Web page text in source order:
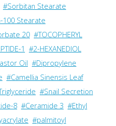
#Sorbitan Stearate
100 Stearate
20 #TOCOPHERYL
1 #2-HEXANEDIOL
Oil #Dipropylene
#Camellia Sinensis Leaf
#Snail Secretion
8 #Ceramide 3 #Ethyl
#palmitoyl